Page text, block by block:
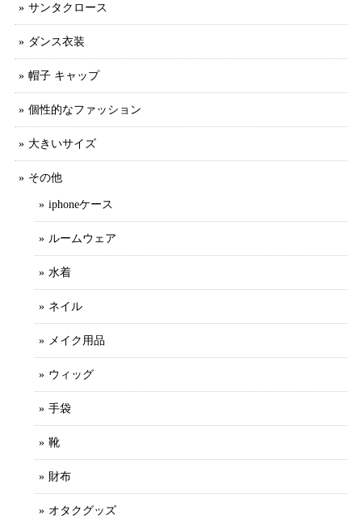
サンタクロース
ダンス衣装
帽子 キャップ
個性的なファッション
大きいサイズ
その他
iphoneケース
ルームウェア
水着
ネイル
メイク用品
ウィッグ
手袋
靴
財布
オタクグッズ